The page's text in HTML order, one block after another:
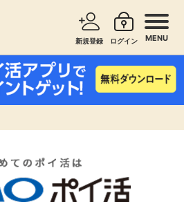
新規登録 ログイン MENU
ショッピングで探す